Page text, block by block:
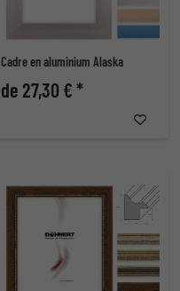
Cadre en aluminium Alaska
de 27,30 € *